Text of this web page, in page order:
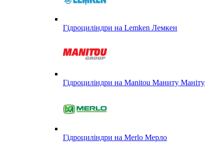
Гідроциліндри на Lemken Лемкен
Гідроциліндри на Manitou Маниту Маніту
Гідроциліндри на Merlo Мерло